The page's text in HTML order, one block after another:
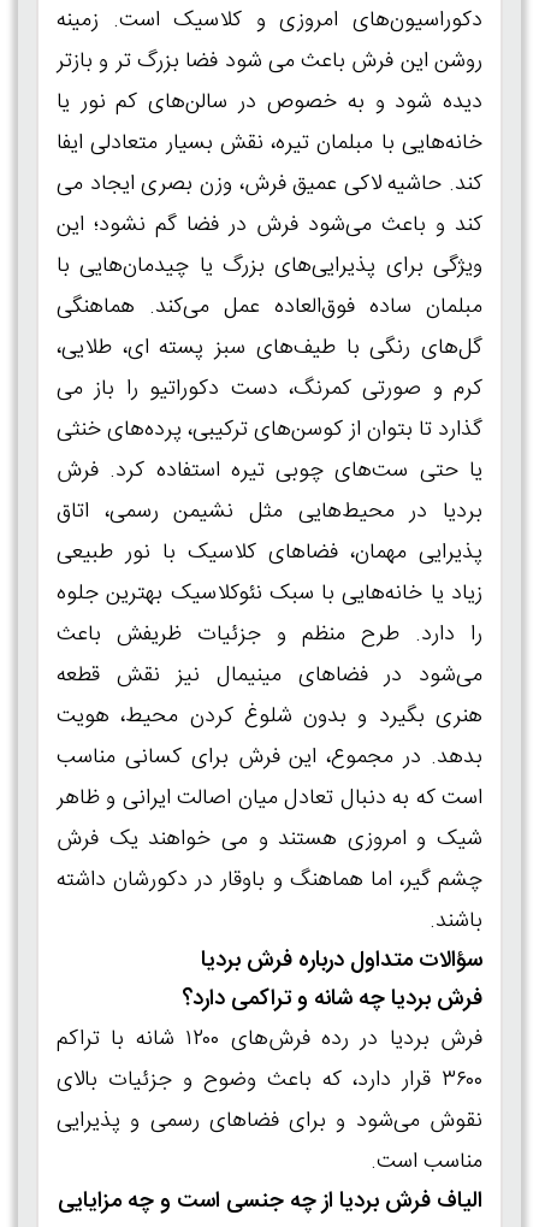
دکوراسیون‌های امروزی و کلاسیک است. زمینه
روشن این فرش باعث می‌ شود فضا بزرگ‌ تر و بازتر
دیده شود و به‌ خصوص در سالن‌های کم‌ نور یا
خانه‌هایی با مبلمان تیره، نقش بسیار متعادلی ایفا
کند. حاشیه لاکی عمیق فرش، وزن بصری ایجاد می‌
کند و باعث می‌شود فرش در فضا گم نشود؛ این
ویژگی برای پذیرایی‌های بزرگ یا چیدمان‌هایی با
مبلمان ساده فوق‌العاده عمل می‌کند. هماهنگی
گل‌های رنگی با طیف‌های سبز پسته‌ ای، طلایی،
کرم و صورتی کمرنگ، دست دکوراتیو را باز می‌
گذارد تا بتوان از کوسن‌های ترکیبی، پرده‌های خنثی
یا حتی ست‌های چوبی تیره استفاده کرد. فرش
بردیا در محیط‌هایی مثل نشیمن رسمی، اتاق
پذیرایی مهمان، فضاهای کلاسیک با نور طبیعی
زیاد یا خانه‌هایی با سبک نئوکلاسیک بهترین جلوه
را دارد. طرح منظم و جزئیات ظریفش باعث
می‌شود در فضاهای مینیمال نیز نقش قطعه
هنری بگیرد و بدون شلوغ‌ کردن محیط، هویت
بدهد. در مجموع، این فرش برای کسانی مناسب
است که به دنبال تعادل میان اصالت ایرانی و ظاهر
شیک و امروزی هستند و می‌ خواهند یک فرش
چشم‌ گیر، اما هماهنگ و باوقار در دکورشان داشته
باشند.
سؤالات متداول درباره فرش بردیا
فرش بردیا چه شانه و تراکمی دارد؟
فرش بردیا در رده فرش‌های ۱۲۰۰ شانه با تراکم
۳۶۰۰ قرار دارد، که باعث وضوح و جزئیات بالای
نقوش می‌شود و برای فضاهای رسمی و پذیرایی
مناسب است.
الیاف فرش بردیا از چه جنسی است و چه مزایایی